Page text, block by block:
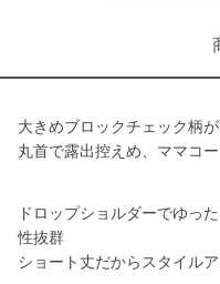
大きめブロックチェック柄
丸首で露出控えめ、ママコ
ドロップショルダーでゆっ
性抜群
ショート丈だからスタイル